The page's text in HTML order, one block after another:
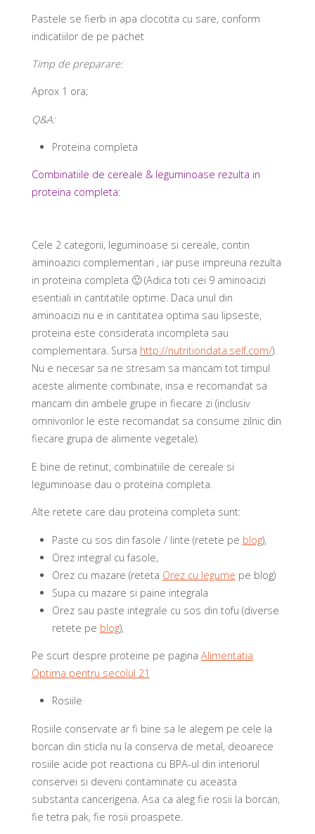
Pastele se fierb in apa clocotita cu sare, conform
indicatiilor de pe pachet
Timp de preparare:
Aprox 1 ora;
Q&A:
Proteina completa
Combinatiile de cereale & leguminoase rezulta in
proteina completa:
Cele 2 categorii, leguminoase si cereale, contin
aminoazici complementari , iar puse impreuna rezulta
in proteina completa 🙂 (Adica toti cei 9 aminoacizi
esentiali in cantitatile optime. Daca unul din
aminoacizi nu e in cantitatea optima sau lipseste,
proteina este considerata incompleta sau
complementara. Sursa http://nutritiondata.self.com/).
Nu e necesar sa ne stresam sa mancam tot timpul
aceste alimente combinate, insa e recomandat sa
mancam din ambele grupe in fiecare zi (inclusiv
omnivorilor le este recomandat sa consume zilnic din
fiecare grupa de alimente vegetale).
E bine de retinut, combinatiile de cereale si
leguminoase dau o proteina completa.
Alte retete care dau proteina completa sunt:
Paste cu sos din fasole / linte (retete pe blog),
Orez integral cu fasole,
Orez cu mazare (reteta Orez cu legume pe blog)
Supa cu mazare si paine integrala
Orez sau paste integrale cu sos din tofu (diverse
retete pe blog),
Pe scurt despre proteine pe pagina Alimentatia
Optima pentru secolul 21
Rosiile
Rosiile conservate ar fi bine sa le alegem pe cele la
borcan din sticla nu la conserva de metal, deoarece
rosiile acide pot reactiona cu BPA-ul din interiorul
conservei si deveni contaminate cu aceasta
substanta cancerigena. Asa ca aleg fie rosii la borcan,
fie tetra pak, fie rosii proaspete.